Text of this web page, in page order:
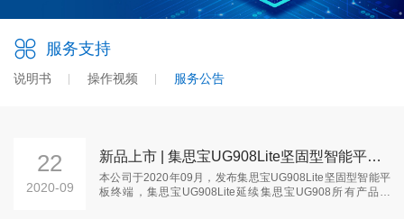
服务支持
说明书 操作视频 服务公告
22
2020-09
新品上市 | 集思宝UG908Lite坚固型智能平板终端上市公告
本公司于2020年09月，发布集思宝UG908Lite坚固型智能平
板终端，集思宝UG908Lite延续集思宝UG908所有产品特